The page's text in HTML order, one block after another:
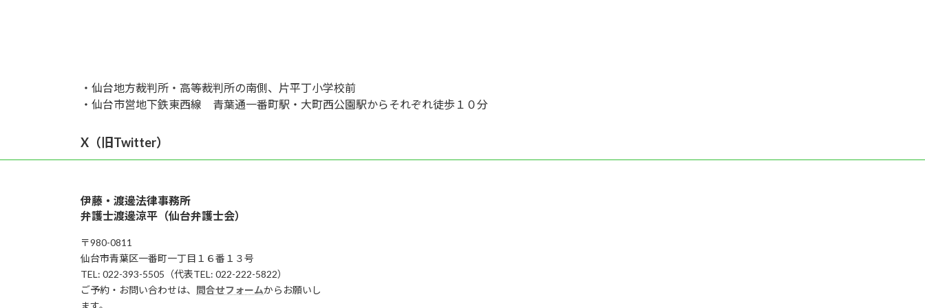
・仙台地方裁判所・高等裁判所の南側、片平丁小学校前
・仙台市営地下鉄東西線 青葉通一番町駅・大町西公園駅からそれぞれ徒歩１０分
X（旧Twitter）
伊藤・渡邊法律事務所
弁護士渡邊涼平（仙台弁護士会）
〒980-0811
仙台市青葉区一番町一丁目１６番１３号
TEL: 022-393-5505（代表TEL: 022-222-5822）
ご予約・お問い合わせは、
問合せフォームからお願いし